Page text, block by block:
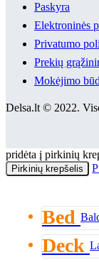
Paskyra
Elektroninės
Privatumo
Prekių
Mokėjimo
Delsa.lt © 2022.
pridėta į pirkinių
Pirkinių krepšelis
Bed
Deck